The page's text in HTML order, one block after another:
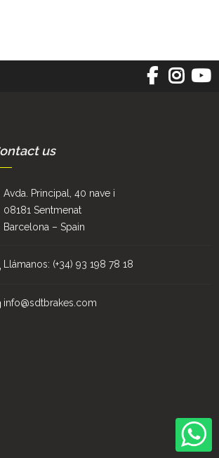
us
Avda. Principal, 40 nave i
08181 Sentmenat
Barcelona – Spain
Llámanos: (+34) 93 198 78 18
info@sdtbrakes.com